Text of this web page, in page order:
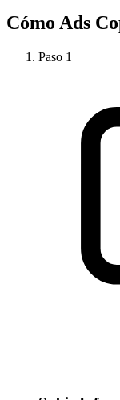
Cómo Ads
Paso 1